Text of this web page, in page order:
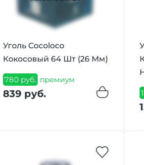
Уголь Cocoloco
Кокосовый 64 Шт (26 Мм)
780 руб. премиум
839 руб.